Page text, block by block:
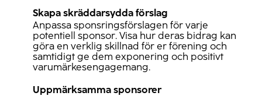
Skapa skräddarsydda förslag
Anpassa sponsringsförslagen för varje
potentiell sponsor. Visa hur deras bidrag kan
göra en verklig skillnad för er förening och
samtidigt ge dem exponering och positivt
varumärkesengagemang.
Uppmärksamma sponsorer